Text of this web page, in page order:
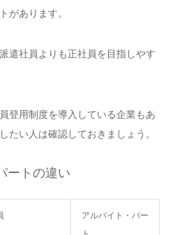
があります。
遣社員よりも正社員を目指しやす
登用制度を導入している企業もあ
たい人は確認しておきましょう。
ートの違い
アルバイト・パー